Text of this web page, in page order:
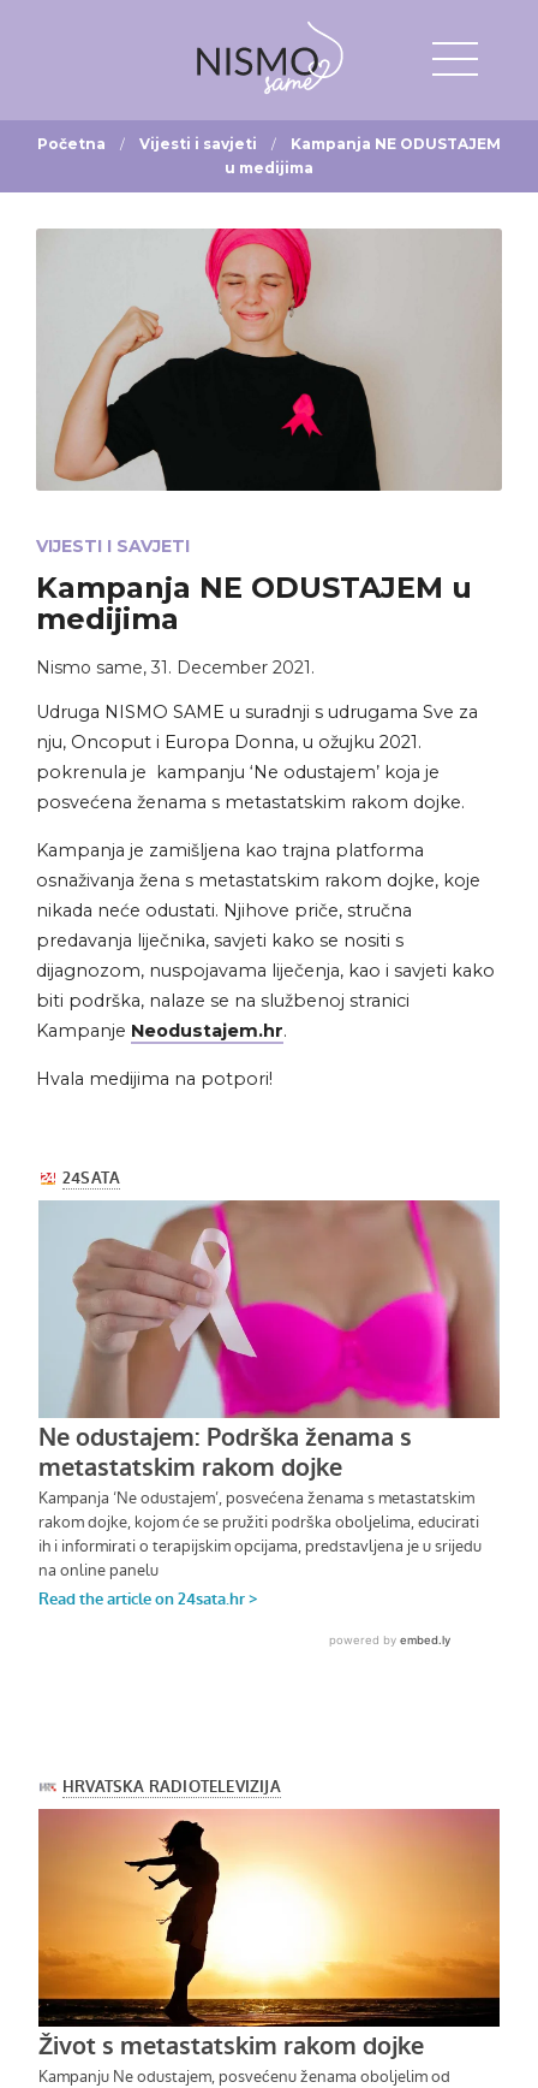
Početna Vijesti i savjeti
Kampanja NE ODUSTAJEM
u medijima
VIJESTI I SAVJETI
Kampanja NE ODUSTAJEM u
medijima
Nismo same, 31. December 2021.
Udruga NISMO SAME u suradnji s udrugama Sve za
nju, Oncoput i Europa Donna, u ožujku 2021.
pokrenula je kampanju ‘Ne odustajem’ koja je
posvećena ženama s metastatskim rakom dojke.
Kampanja je zamišljena kao trajna platforma
osnaživanja žena s metastatskim rakom dojke, koje
nikada neće odustati. Njihove priče, stručna
predavanja liječnika, savjeti kako se nositi s
dijagnozom, nuspojavama liječenja, kao i savjeti kako
biti podrška, nalaze se na službenoj stranici
Kampanje Neodustajem.hr.
Hvala medijima na potpori!